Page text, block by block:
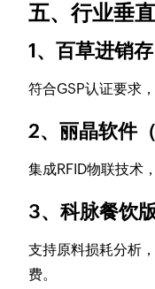
五、行业垂
1、百草进销
符合GSP认证要求
2、丽晶软件
集成RFID物联技术
3、科脉餐饮
支持原料损耗分析
费。